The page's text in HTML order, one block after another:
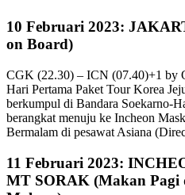
10 Februari 2023:
on Board)
CGK (22.30) – ICN (07.40)+1 by
Hari Pertama Paket Tour Korea
berkumpul di Bandara Soekarno-
berangkat menuju ke Incheon
Bermalam di pesawat Asiana
11 Februari 2023:
MT SORAK (Makan Pagi